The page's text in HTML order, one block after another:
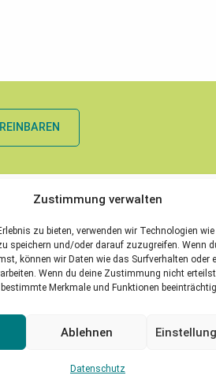
Zustimmung verwalten
zu bieten, verwenden wir Technologien
speichern und/oder darauf zuzugreifen. Wenn
können wir Daten wie das Surfverhalten oder
Wenn du deine Zustimmung nicht
Merkmale und Funktionen
Ablehnen
Datenschutz
040 4 68 97 08 90